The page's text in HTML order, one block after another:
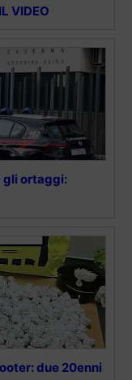
VIDEO
gli ortaggi:
due 20enni